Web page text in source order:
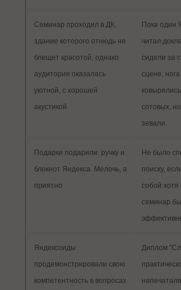
Семинар проходил в ДК,
здание которого отнюдь не
блещет красотой, однако
аудитория оказалась
уютной, с хорошей
акустикой
Пока один
читал
сидели за
сцене, нога
сотовых,
зевали.
Подарки подарили: ручку и
блокнот Яндекса. Мелочь, а
приятно
Не было
поиску,
собой хотя
семинар
Яндексоиды
продемонстрировали свою
компетентность в вопросах
Диплом